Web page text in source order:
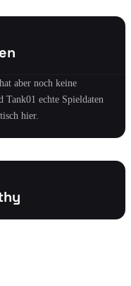
aber noch keine
Tank01 echte Spieldaten
hier.